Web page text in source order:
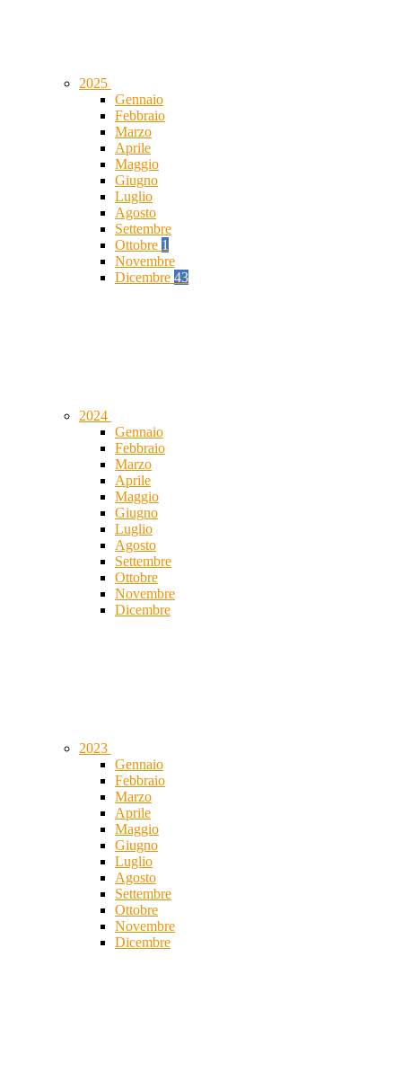
2025
Gennaio
Febbraio
Marzo
Aprile
Maggio
Giugno
Luglio
Agosto
Settembre
Ottobre 1
Novembre
Dicembre 43
2024
Gennaio
Febbraio
Marzo
Aprile
Maggio
Giugno
Luglio
Agosto
Settembre
Ottobre
Novembre
Dicembre
2023
Gennaio
Febbraio
Marzo
Aprile
Maggio
Giugno
Luglio
Agosto
Settembre
Ottobre
Novembre
Dicembre